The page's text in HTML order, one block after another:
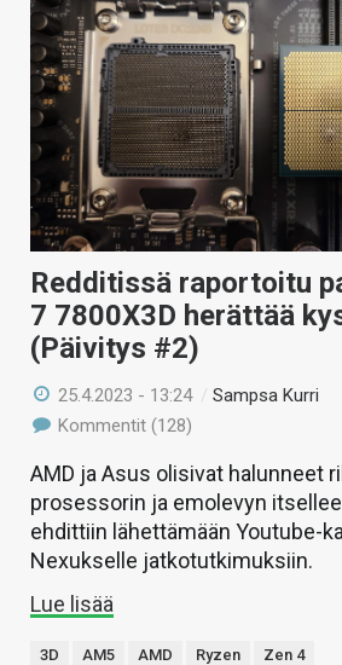
Redditissä raportoitu
7 7800X3D herättää
(Päivitys #2)
25.4.2023 - 13:24 /Sampsa Kurri
Kommentit (128)
AMD ja Asus olisivat halunneet
prosessorin ja emolevyn
ehdittiin lähettämään Youtube-
Nexukselle jatkotutkimuksiin.
Lue lisää
3D AM5 AMD Ryzen Zen 4